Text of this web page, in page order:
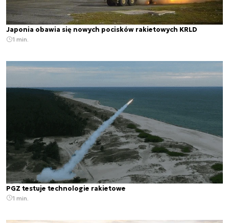
Japonia obawia się nowych pocisków rakietowych KRLD
1 min.
PGZ testuje technologie rakietowe
1 min.